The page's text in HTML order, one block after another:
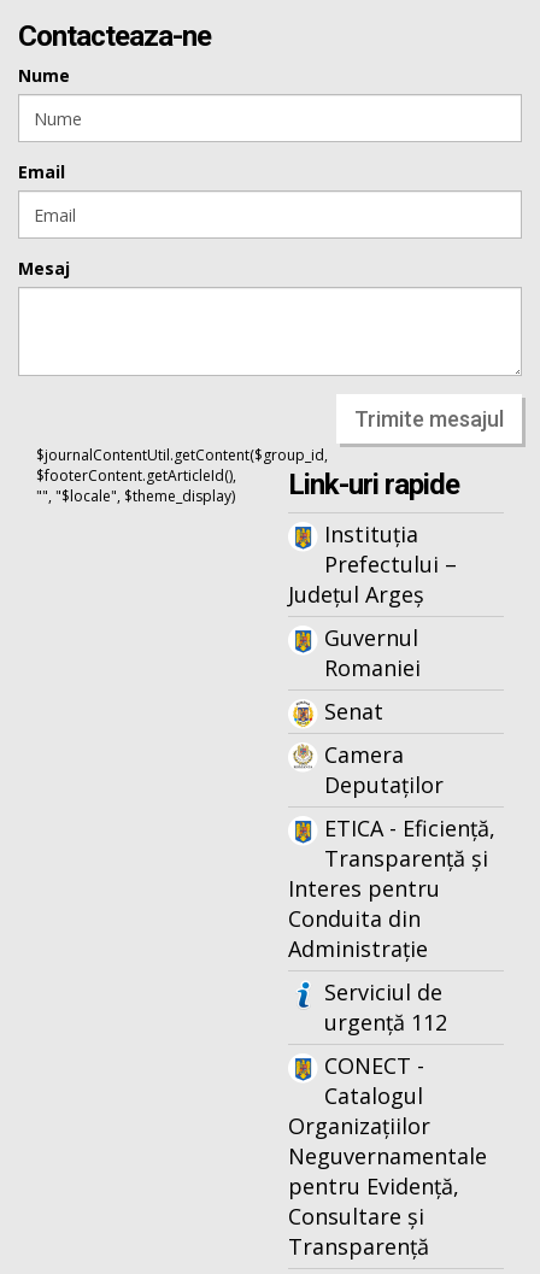
Contacteaza-ne
Nume
Email
Mesaj
Trimite mesajul
$journalContentUtil.getContent($group_id,
$footerContent.getArticleId(),
"", "$locale", $theme_display)
Link-uri rapide
Instituția
Prefectului –
Județul Argeș
Guvernul
Romaniei
Senat
Camera
Deputaților
ETICA - Eficiență,
Transparență și
Interes pentru
Conduita din
Administrație
Serviciul de
urgență 112
CONECT -
Catalogul
Organizațiilor
Neguvernamentale
pentru Evidență,
Consultare și
Transparență